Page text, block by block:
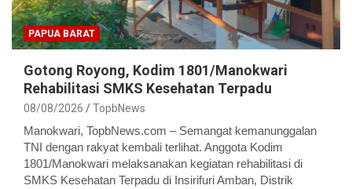
PAPUA BARAT
Gotong Royong, Kodim 1801/Manokwari
Rehabilitasi SMKS Kesehatan Terpadu
08/08/2026 TopbNews
Manokwari, TopbNews.com – Semangat kemanunggalan
TNI dengan rakyat kembali terlihat. Anggota Kodim
1801/Manokwari melaksanakan kegiatan rehabilitasi di
SMKS Kesehatan Terpadu di Insirifuri Amban, Distrik